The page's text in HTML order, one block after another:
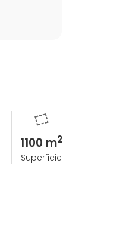
1100 m2
Superficie